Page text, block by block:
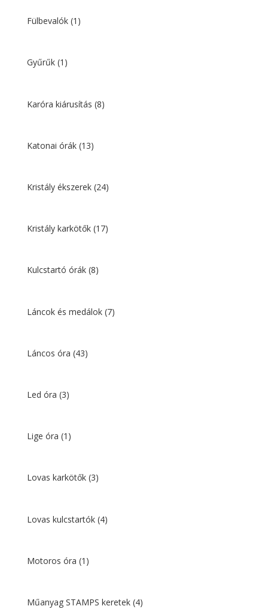
Fülbevalók (1)
Gyűrűk (1)
Karóra kiárusítás (8)
Katonai órák (13)
Kristály ékszerek (24)
Kristály karkötők (17)
Kulcstartó órák (8)
Láncok és medálok (7)
Láncos óra (43)
Led óra (3)
Lige óra (1)
Lovas karkötők (3)
Lovas kulcstartók (4)
Motoros óra (1)
Műanyag STAMPS keretek (4)